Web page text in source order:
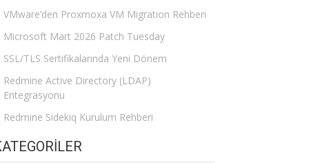
VMware’den Proxmoxa VM Migration Rehberi
Microsoft Mart 2026 Patch Tuesday
SSL/TLS Sertifikalarında Yeni Dönem
Redmine Active Directory (LDAP)
Entegrasyonu
Redmine Sidekiq Kurulum Rehberi